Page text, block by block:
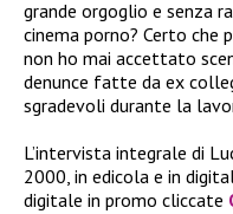
grande orgoglio e senza
cinema porno? Certo che
non ho mai accettato
denunce fatte da ex
sgradevoli durante la
L’intervista integrale di
2000, in edicola e in
digitale in promo cliccate